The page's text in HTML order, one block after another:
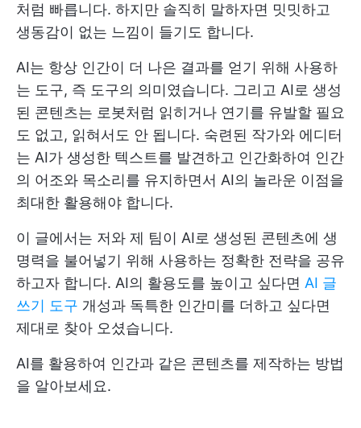
처럼 빠릅니다. 하지만 솔직히 말하자면 밋밋하고
생동감이 없는 느낌이 들기도 합니다.
AI는 항상 인간이 더 나은 결과를 얻기 위해 사용하
는 도구, 즉 도구의 의미였습니다. 그리고 AI로 생성
된 콘텐츠는 로봇처럼 읽히거나 연기를 유발할 필요
도 없고, 읽혀서도 안 됩니다. 숙련된 작가와 에디터
는 AI가 생성한 텍스트를 발견하고 인간화하여 인간
의 어조와 목소리를 유지하면서 AI의 놀라운 이점을
최대한 활용해야 합니다.
이 글에서는 저와 제 팀이 AI로 생성된 콘텐츠에 생
명력을 불어넣기 위해 사용하는 정확한 전략을 공유
하고자 합니다. AI의 활용도를 높이고 싶다면 AI 글
쓰기 도구 개성과 독특한 인간미를 더하고 싶다면
제대로 찾아 오셨습니다.
AI를 활용하여 인간과 같은 콘텐츠를 제작하는 방법
을 알아보세요.